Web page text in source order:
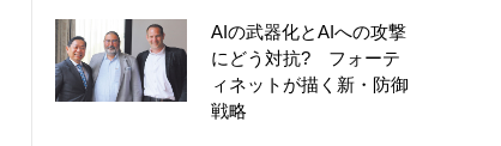
AIの武器化とAIへの攻撃
にどう対抗? フォーテ
ィネットが描く新・防御
戦略